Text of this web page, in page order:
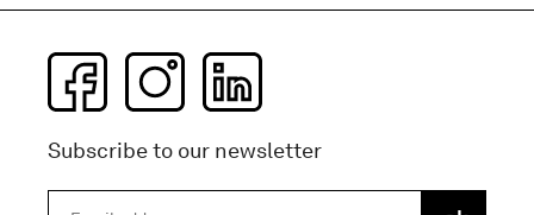
Subscribe to our newsletter